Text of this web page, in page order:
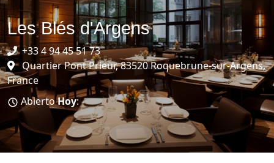
Les Blés d'Argens
+33 4 94 45 51 73
Quartier Pont Prieur, 83520 Roquebrune-sur-Argens,
France
AbiertoHoy: -